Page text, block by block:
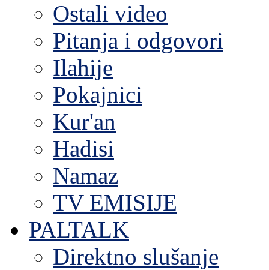
Ostali video
Pitanja i odgovori
Ilahije
Pokajnici
Kur'an
Hadisi
Namaz
TV EMISIJE
PALTALK
Direktno slušanje